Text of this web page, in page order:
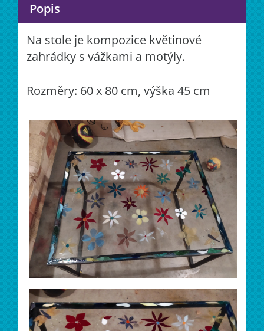
Popis
Na stole je kompozice květinové
zahrádky s vážkami a motýly.
Rozměry: 60 x 80 cm, výška 45 cm